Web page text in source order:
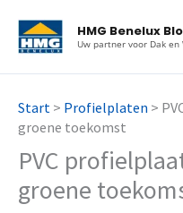
naar
inhoud
HMG Benelux
Uw partner voor Dak en
Start > Profielplaten >
groene toekomst
PVC
groene